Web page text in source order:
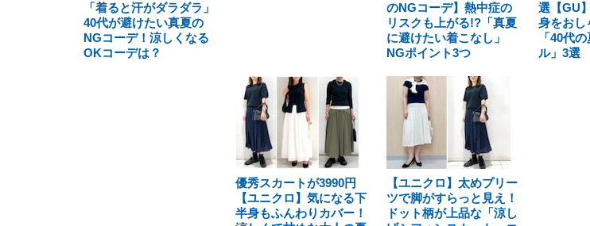
「着ると汗がダラダラ」
40代が避けたい真夏の
NGコーデ！涼しくなる
OKコーデは？
のNGコーデ】熱中症の
リスクも上がる!?「真夏
に避けたい着こなし」
NGポイント3つ
選【GU
身をおし
「40代
ル」3選
優秀スカートが3990円
【ユニクロ】気になる下
半身もふんわりカバー！
【ユニクロ】太めプリー
ツで脚がすらっと見え！
ドット柄が上品な「涼し